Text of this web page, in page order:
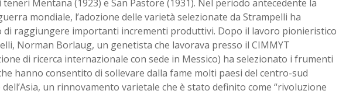
Mentana (1923) e San Pastore (1931). Nel periodo antecedente la
mondiale, l’adozione delle varietà selezionate da Strampelli ha
di raggiungere importanti incrementi produttivi. Dopo il lavoro pionieristico
Norman Borlaug, un genetista che lavorava presso il CIMMYT
di ricerca internazionale con sede in Messico) ha selezionato i frumenti
hanno consentito di sollevare dalla fame molti paesi del centro-sud
dell’Asia, un rinnovamento varietale che è stato definito come “rivoluzione